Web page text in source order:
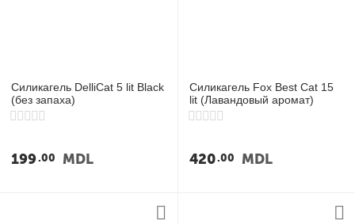
Силикагель DelliCat 5 lit Black
(без запаха)
199 00 MDL
Силикагель Fox Best Cat 15
lit (Лавандовый аромат)
420 00 MDL